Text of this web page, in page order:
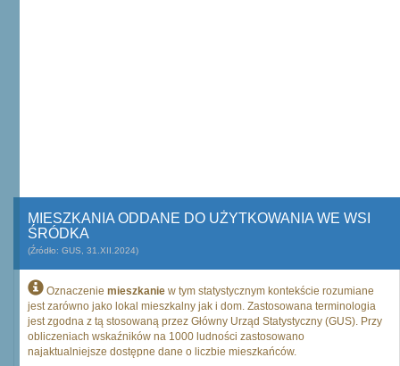
MIESZKANIA ODDANE DO UŻYTKOWANIA WE WSI
ŚRÓDKA
(Źródło: GUS, 31.XII.2024)
Oznaczenie mieszkanie w tym statystycznym kontekście rozumiane
jest zarówno jako lokal mieszkalny jak i dom. Zastosowana terminologia
jest zgodna z tą stosowaną przez Główny Urząd Statystyczny (GUS). Przy
obliczeniach wskaźników na 1000 ludności zastosowano
najaktualniejsze dostępne dane o liczbie mieszkańców.